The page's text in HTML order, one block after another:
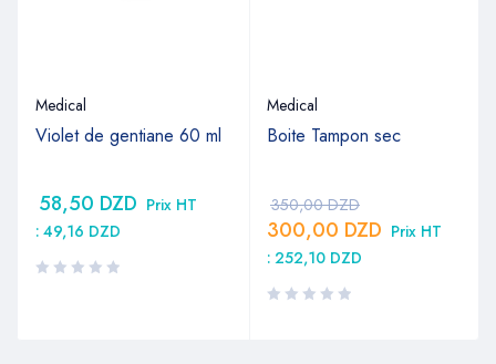
Medical
Violet de gentiane 60 ml
58,50 DZD Prix HT
: 49,16 DZD
Medical
Boite Tampon sec
350,00DZD
300,00 DZD Prix HT
: 252,10 DZD